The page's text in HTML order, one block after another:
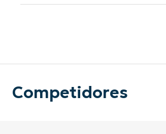
Competidores